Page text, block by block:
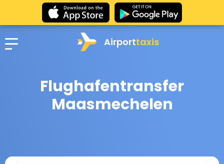
Airporttaxis
Flughafentransfer
Maasmechelen